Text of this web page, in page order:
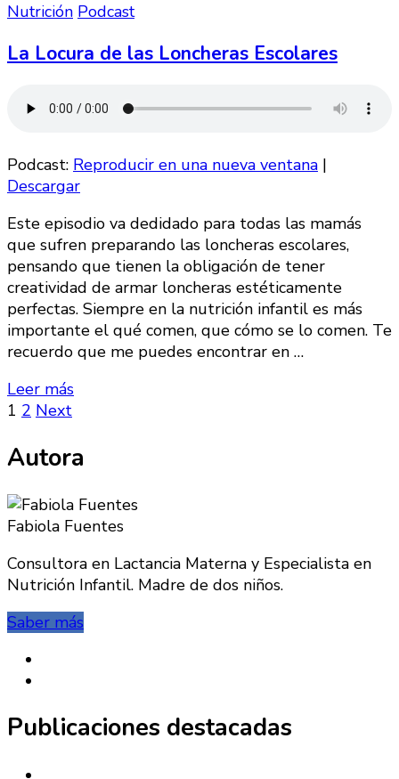
Nutrición Podcast
La Locura de las Loncheras Escolares
Podcast: Reproducir en una nueva ventana |
Descargar
Este episodio va dedidado para todas las mamás
que sufren preparando las loncheras escolares,
pensando que tienen la obligación de tener
creatividad de armar loncheras estéticamente
perfectas. Siempre en la nutrición infantil es más
importante el qué comen, que cómo se lo comen. Te
recuerdo que me puedes encontrar en …
Leer más
Paginación
de
Page
1 Page
2 Next
Autora
Fabiola Fuentes
Consultora en Lactancia Materna y Especialista en
Nutrición Infantil. Madre de dos niños.
Saber más
Publicaciones destacadas